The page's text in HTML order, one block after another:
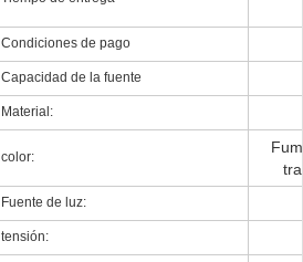
Condiciones de pago
Capacidad de la fuente
Material:
color:
Fuente de luz:
tensión: